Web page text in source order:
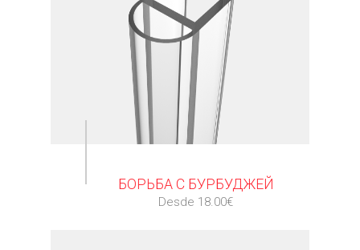
БОРЬБА С БУРБУДЖЕЙ
Desde 18.00€